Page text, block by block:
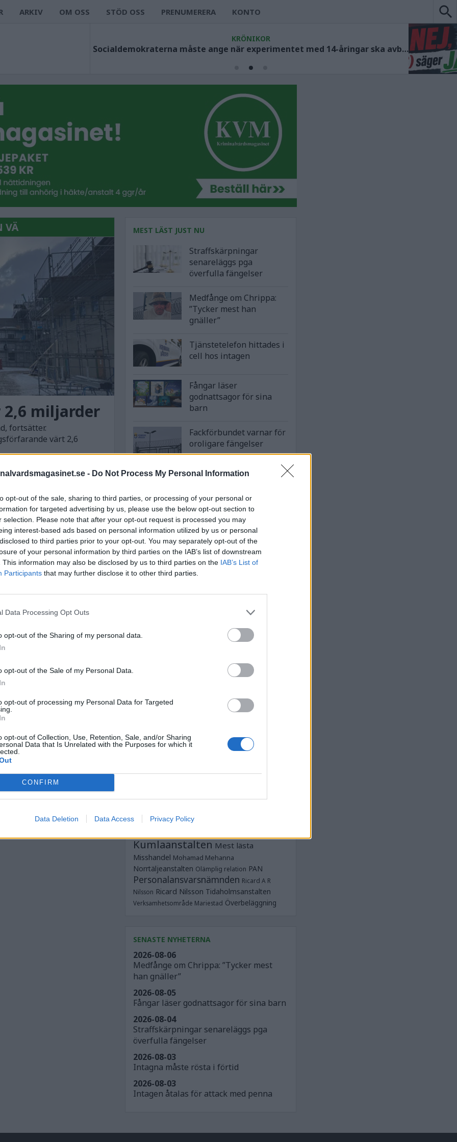
- Do Not Process My Personal Information
opt-out of the sale, sharing to third parties, or processing of your personal or
for targeted advertising by us, please use the below opt-out section to
selection. Please note that after your opt-out request is processed you may
interest-based ads based on personal information utilized by us or personal
to third parties prior to your opt-out. You may separately opt-out of the
of your personal information by third parties on the IAB’s list of downstream
This information may also be disclosed by us to third parties on the IAB’s List of
Participants that may further disclose it to other third parties.
Data Processing Opt Outs
opt-out of the Sharing of my personal data.
opt-out of the Sale of my Personal Data.
opt-out of processing my Personal Data for Targeted
opt-out of Collection, Use, Retention, Sale, and/or Sharing
Data that Is Unrelated with the Purposes for which it
CONFIRM
Data Deletion Data Access Privacy Policy
ARKIV OM OSS STÖD OSS PRENUMERERA KONTO
KRÖNIKOR
Socialdemokraterna måste ange när experimentet med 14-åringar ska avbrytas
VÄ
miljarder
fortsätter.
värt 2,6
MEST LÄST JUST NU
Straffskärpningar
senareläggs pga
överfulla fängelser
Medfånge om Chrippa:
”Tycker mest han
gnäller”
Tjänstetelefon hittades i
cell hos intagen
Fångar läser
godnattsagor för sina
barn
Fackförbundet varnar för
oroligare fängelser
Stöd Kriminalvårdsmagasinets bevakning av
Kriminalvården
PRENUMERERA PÅ
KRIMINALVÅRDSMAGASINETS
NYHETSBREV
ÄMNESORD
Anstalten Johannesberg
NorrtäljeAnstalten Rödjan
Anstalten
Anstalten
Tidaholm Anstalten Västervik Norra Barn- och
ungdomsavdelningar
Dubbelbeläggning
Glenn ZetterlindGunnar
HallanstaltenHäkte Häktet Göteborg
Jesper Hansson JK
Kumlaanstalten Mest lästa
Misshandel Mohamad Mehanna
Norrtäljeanstalten Olämplig relation PAN
Personalansvarsnämnden Ricard A R
Nilsson Ricard Nilsson Tidaholmsanstalten
Verksamhetsområde Mariestad Överbeläggning
SENASTE NYHETERNA
Medfånge om Chrippa: ”Tycker mest
han gnäller”
2026-08-06
Fångar läser godnattsagor för sina barn
2026-08-05
Straffskärpningar senareläggs pga
överfulla fängelser
2026-08-04
Intagna måste rösta i förtid
2026-08-03
Intagen åtalas för attack med penna
2026-08-03